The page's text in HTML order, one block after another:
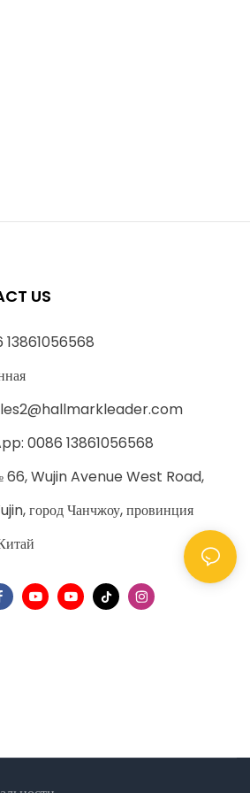
US
13861056568
0086 13861056568
66, Wujin Avenue West Road,
город Чанчжоу, провинция